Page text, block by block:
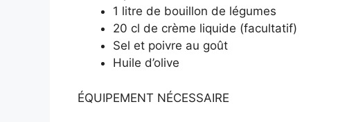
1 litre de bouillon de légumes
20 cl de crème liquide (facultatif)
Sel et poivre au goût
Huile d’olive
ÉQUIPEMENT NÉCESSAIRE